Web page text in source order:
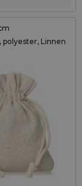
polyester, Linnen